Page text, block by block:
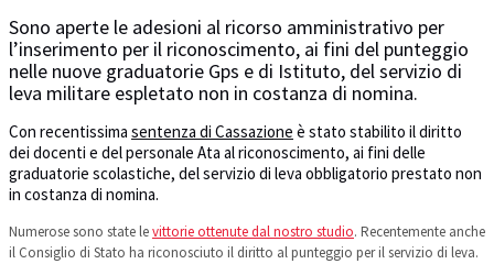
Sono aperte le adesioni al ricorso amministrativo per
l’inserimento per il riconoscimento, ai fini del punteggio
nelle nuove graduatorie Gps e di Istituto, del servizio di
leva militare espletato non in costanza di nomina.
Con recentissima sentenza di Cassazione è stato stabilito il diritto
dei docenti e del personale Ata al riconoscimento, ai fini delle
graduatorie scolastiche, del servizio di leva obbligatorio prestato non
in costanza di nomina.
Numerose sono state levittorie ottenute dal nostro studio. Recentemente anche
il Consiglio di Stato ha riconosciuto il diritto al punteggio per il servizio di leva.